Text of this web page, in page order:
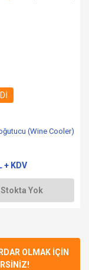
(Wine Cooler)
+ KDV
Stokta Yok
OLMAK İÇİN